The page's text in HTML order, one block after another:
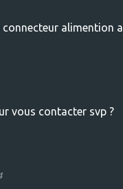
alimention
vous contacter svp ?